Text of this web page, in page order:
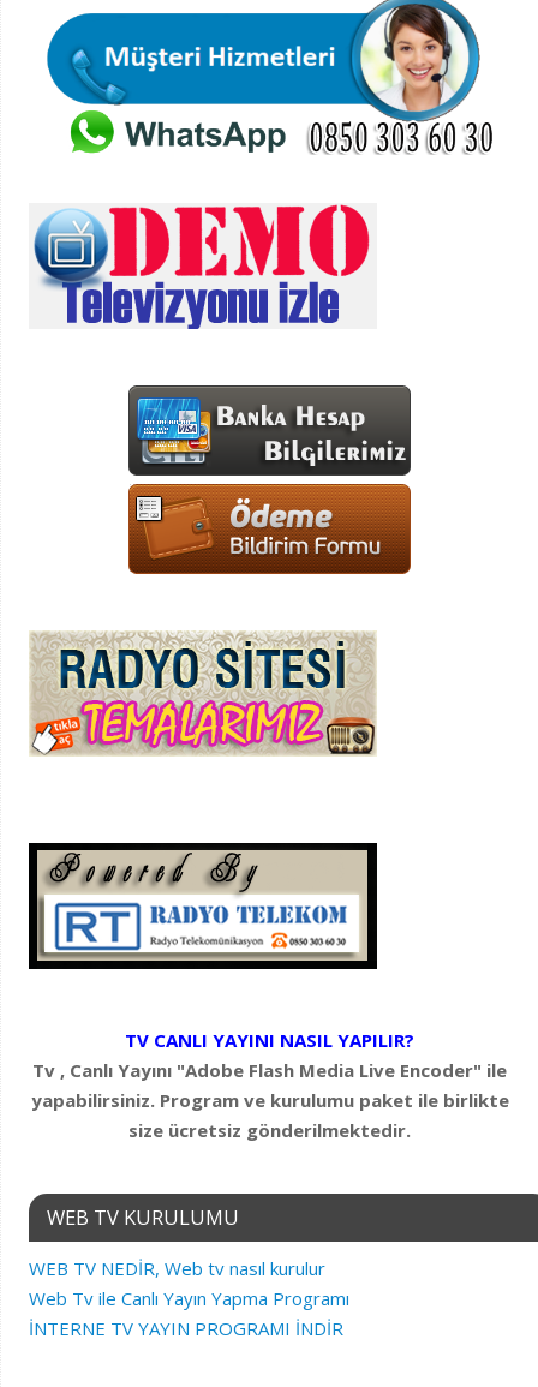
TV CANLI YAYINI NASIL YAPILIR?
Tv , Canlı Yayını "Adobe Flash Media Live Encoder" ile
yapabilirsiniz. Program ve kurulumu paket ile birlikte
size ücretsiz gönderilmektedir.
WEB TV KURULUMU
WEB TV NEDİR, Web tv nasıl kurulur
Web Tv ile Canlı Yayın Yapma Programı
İNTERNE TV YAYIN PROGRAMI İNDİR